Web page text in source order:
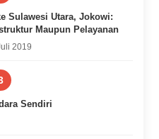
Sulawesi Utara, Jokowi:
Maupun Pelayanan
2019
Sendiri